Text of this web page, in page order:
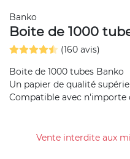
Banko
Boite de 1000
(160 avis)
Boite de 1000 tubes
Un papier de qualité
Compatible avec n'importe
Vente interdite aux